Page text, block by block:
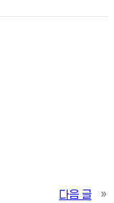
다음 글
»